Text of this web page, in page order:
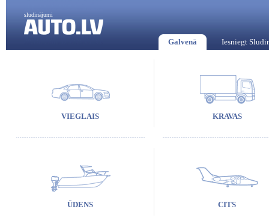
sludinājumi
Galvenā Iesniegt
VIEGLAIS KRAVAS
ŪDENS CITS